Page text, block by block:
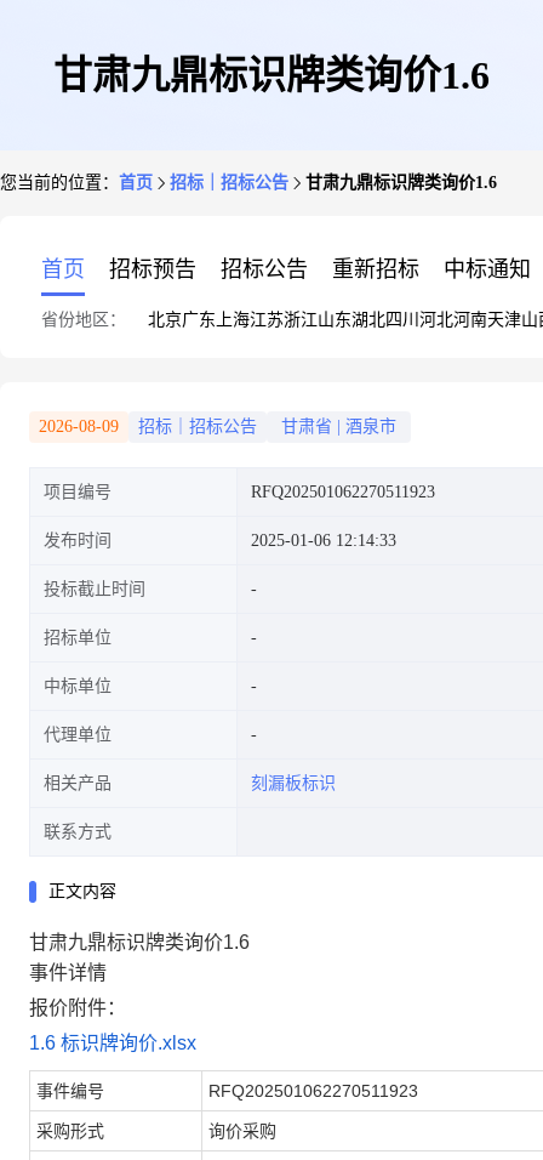
甘肃九鼎标识牌类询价1.6
您当前的位置： 首页 招标｜招标公告 甘肃九鼎标识牌类询价1.6
首页 招标预告 招标公告 重新招标 中标通知
省份地区： 北京广东 上海江苏浙江山东湖北四川 河北河南天津山
2026-08-09 招标｜招标公告 甘肃省 酒泉市
项目编号 RFQ202501062270511923
发布时间 2025-01-06 12:14:33
投标截止时间
招标单位
中标单位
代理单位
相关产品 刻漏板标识
联系方式
正文内容
甘肃九鼎标识牌类询价1.6
事件详情
报价附件：
1.6 标识牌询价.xlsx
事件编号 RFQ202501062270511923
采购形式 询价采购